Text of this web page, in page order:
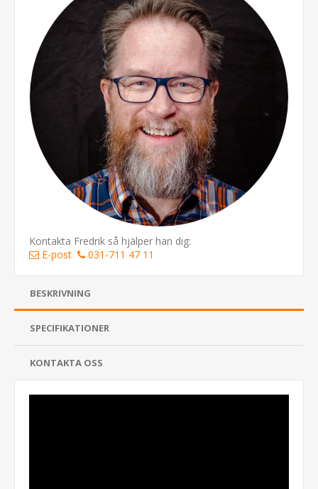
Kontakta Fredrik så hjälper han dig:
E-post
031-711 47 11
BESKRIVNING
SPECIFIKATIONER
KONTAKTA OSS